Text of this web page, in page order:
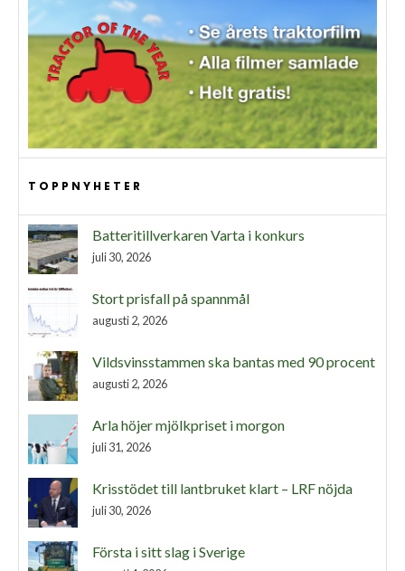
TOPPNYHETER
Batteritillverkaren Varta i konkurs
juli 30, 2026
Stort prisfall på spannmål
augusti 2, 2026
Vildsvinsstammen ska bantas med 90 procent
augusti 2, 2026
Arla höjer mjölkpriset i morgon
juli 31, 2026
Krisstödet till lantbruket klart – LRF nöjda
juli 30, 2026
Första i sitt slag i Sverige